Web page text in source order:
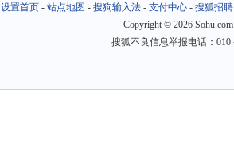
设置首页- 站点地图 - 搜狗输入法- 支付中心- 搜狐招聘
Copyright © 2026
搜狐不良信息举报电话：010